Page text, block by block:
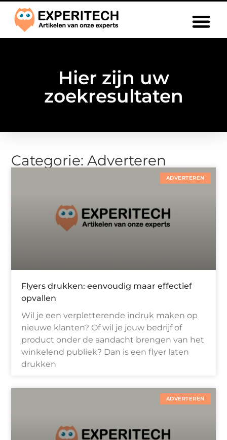
Hier zijn uw
zoekresultaten
Categorie: Adverteren
ADVERTEREN
Flyers drukken: eenvoudig maar effectief
opvallen
Wil je een verpletterende indruk maken op
nieuwe klanten? Of wil je jouw bedrijf of
product onder de aandacht brengen van het
winkelend publiek? Dan is een flyer laten
drukken
ADVERTEREN